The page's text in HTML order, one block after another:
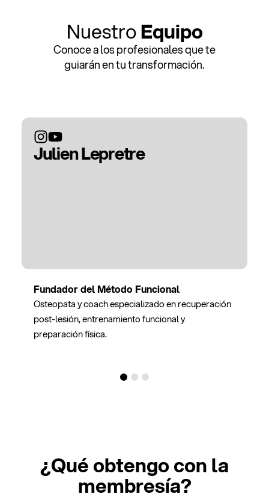
NuestroEquipo
Conoce a los profesionales que te
guiarán en tu transformación.
Julien Lepretre
Fundador del Método Funcional
Osteopata y coach especializado en recuperación
post-lesión, entrenamiento funcional y
preparación física.
¿Qué obtengo con la
membresía?